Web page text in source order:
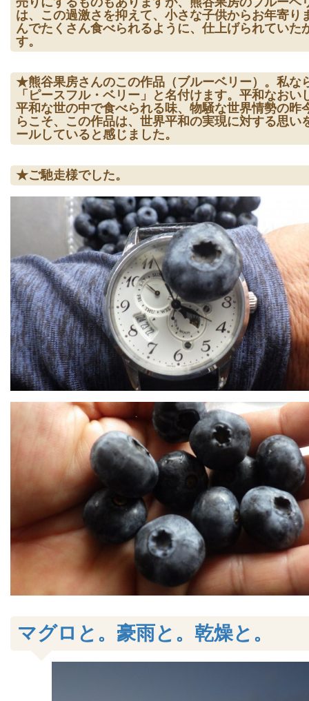
は、この過激さを抑えて、小さな子供からお年寄り
んでたくさん食べられるように、仕上げられていた
す。
★熊谷果房さんのこの作品（ブルーベリー）。私な
「ピースフル・ベリー」と名付けます。平和なおい
平和な世の中で食べられる味、物騒な世界情勢の昨
らこそ、この作品は、世界平和の実現に対する思い
ールしていると感じました。
★ご馳走様でした。
マグロと。豪雨と。乾燥と。